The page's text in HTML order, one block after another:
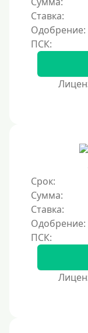
Без номера
На телефон
Бесплатно,
Без звонков и
Онлайн
На карту
Деньги в долг
В долг на карту
Срок
Ставка:
Одобрение:
Срок:
Сумма:
Ставка:
Одобрение: